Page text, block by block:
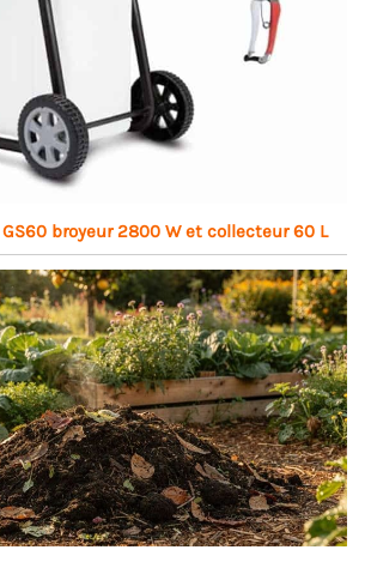
broyeur 2800 W et collecteur 60 L